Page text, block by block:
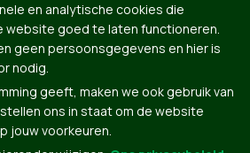
en analytische cookies die
website goed te laten functioneren.
geen persoonsgegevens en hier is
nodig.
geeft, maken we ook gebruik van
ons in staat om de website
jouw voorkeuren.